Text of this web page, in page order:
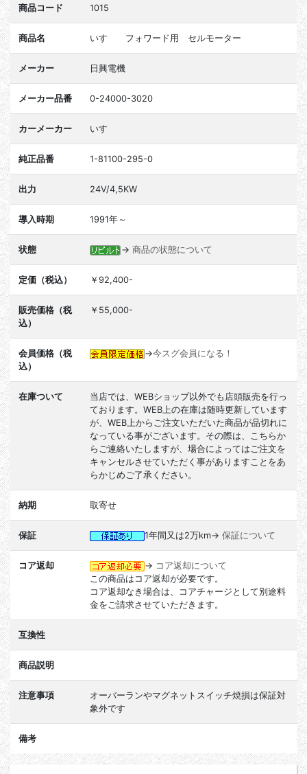
商品コード 1015
商品名 いすゞ フォワード用 セルモーター
メーカー 日興電機
メーカー品番 0-24000-3020
カーメーカー いすゞ
純正品番 1-81100-295-0
出力 24V/4,5KW
導入時期 1991年～
状態 → 商品の状態について
定価（税込） ￥92,400-
販売価格（税
込）
￥55,000-
会員価格（税
込）
→今スグ会員になる！
在庫ついて
当店では、WEBショップ以外でも店頭販売を行っ
ております。WEB上の在庫は随時更新しています
が、WEB上からご注文いただいた商品が品切れに
なっている事がございます。その際は、こちらか
らご連絡いたしますが、場合によってはご注文を
キャンセルさせていただく事がありますことをあ
らかじめご了承ください。
納期 取寄せ
保証 1年間又は2万km→ 保証について
コア返却 → コア返却について
この商品はコア返却が必要です。
コア返却なき場合は、コアチャージとして別途料
金をご請求させていただきます。
互換性
商品説明
注意事項
オーバーランやマグネットスイッチ焼損は保証対
象外です
備考